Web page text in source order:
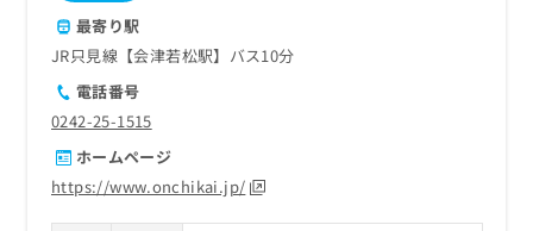
最寄り駅
JR只見線【会津若松駅】バス10分
電話番号
0242-25-1515
ホームページ
https://www.onchikai.jp/